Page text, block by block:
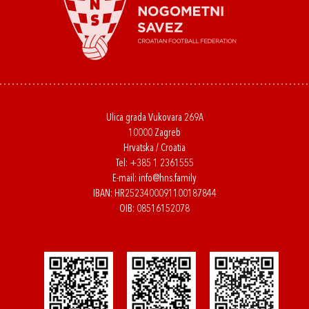
Ulica grada Vukovara 269A
10000 Zagreb
Hrvatska / Croatia
Tel: +385 1 2361555
E-mail: info@hns.family
IBAN: HR2523400091100187844
OIB: 08516152078